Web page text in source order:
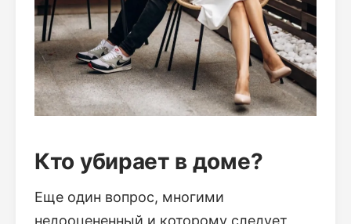
Кто убирает в доме?
Еще один вопрос, многими
недооцененный и которому следует